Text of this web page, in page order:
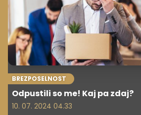
BREZPOSELNOST
Odpustili so me! Kaj pa zdaj?
10. 07. 2024 04.33